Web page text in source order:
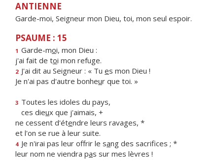
ANTIENNE
Garde-moi, Seigneur mon Dieu, toi, mon seul espoir.
PSAUME : 15
1 Garde-moi, mon Dieu :
j'ai fait de toi mon refuge.
2 J'ai dit au Seigneur : « Tu es mon Dieu !
Je n'ai pas d'autre bonheur que toi. »
3 Toutes les idoles du pays,
ces dieux que j'aimais, +
ne cessent d'étendre leurs ravages, *
et l'on se rue à leur suite.
4 Je n'irai pas leur offrir le sang des sacrifices ; *
leur nom ne viendra pas sur mes lèvres !